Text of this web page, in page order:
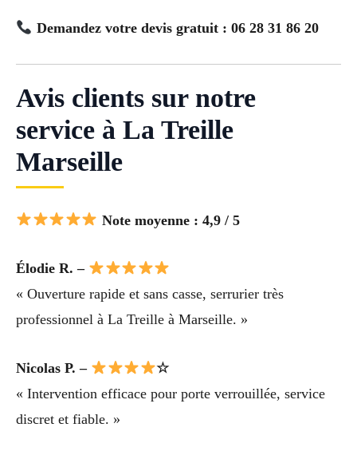
Demandez votre devis gratuit : 06 28 31 86 20
Avis clients sur notre
service à La Treille
Marseille
Note moyenne : 4,9 / 5
Élodie R. –
« Ouverture rapide et sans casse, serrurier très
professionnel à La Treille à Marseille. »
Nicolas P. –
☆
« Intervention efficace pour porte verrouillée, service
discret et fiable. »